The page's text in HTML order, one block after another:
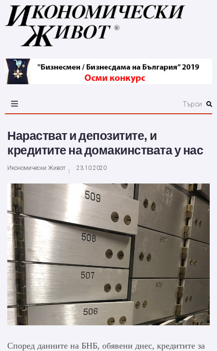
Нарастват и депозитите, и
кредитите на домакинствата у нас
Икономически Живот 23.10.2020
Според данните на БНБ, обявени днес, кредитите за